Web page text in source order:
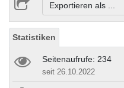
Exportieren als ...
Statistiken
Seitenaufrufe: 234
seit 26.10.2022